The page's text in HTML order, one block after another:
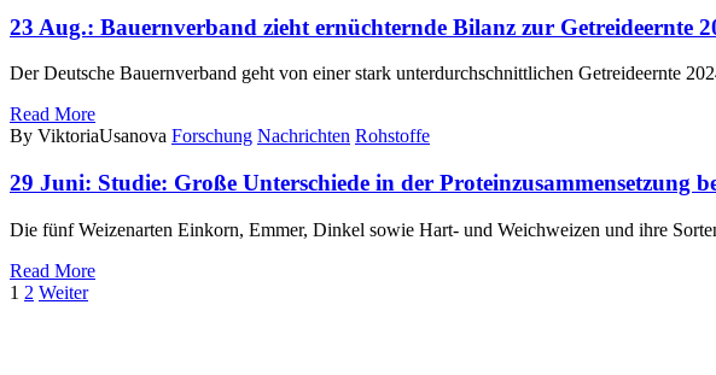
23 Aug.: Bauernverband zieht ernüchternde Bilanz zur Getreideernte
Der Deutsche Bauernverband geht von einer stark unterdurchschnittlichen Getreideernte
Read More
By ViktoriaUsanova Forschung Nachrichten Rohstoffe
29 Juni: Studie: Große Unterschiede in der Proteinzusammensetzung
Die fünf Weizenarten Einkorn, Emmer, Dinkel sowie Hart- und Weichweizen und ihre
Read More
1 2 Weiter